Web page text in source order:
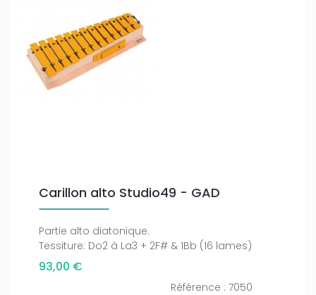
Carillon alto Studio49 - GAD
Partie alto diatonique.
Tessiture: Do2 à La3 + 2F# & 1Bb (16 lames)
93,00 €
Référence : 7050